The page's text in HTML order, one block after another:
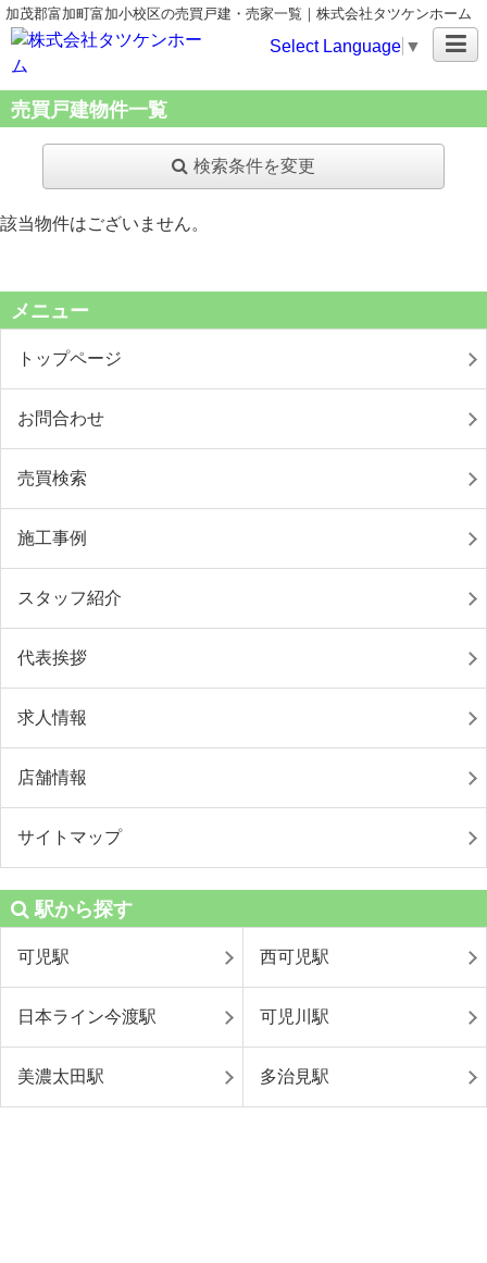
加茂郡富加町富加小校区の売買戸建・売家一覧｜株式会社タツケンホーム
Select Language ▼
売買戸建物件一覧
検索条件を変更
該当物件はございません。
メニュー
トップページ
お問合わせ
売買検索
施工事例
スタッフ紹介
代表挨拶
求人情報
店舗情報
サイトマップ
駅から探す
可児駅 西可児駅
日本ライン今渡駅 可児川駅
美濃太田駅 多治見駅